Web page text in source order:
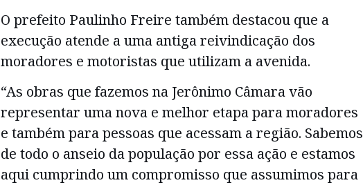
O prefeito Paulinho Freire também destacou que a
execução atende a uma antiga reivindicação dos
moradores e motoristas que utilizam a avenida.
“As obras que fazemos na Jerônimo Câmara vão
representar uma nova e melhor etapa para moradores
e também para pessoas que acessam a região. Sabemos
de todo o anseio da população por essa ação e estamos
aqui cumprindo um compromisso que assumimos para